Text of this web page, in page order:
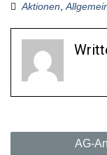
Aktionen
B
AG-